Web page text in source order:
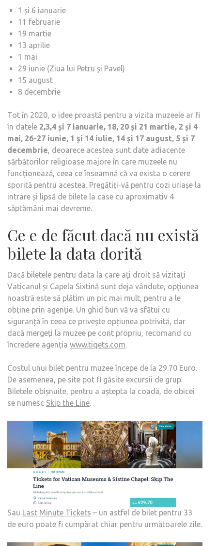
1 și 6 ianuarie
11 februarie
19 martie
13 aprilie
1 mai
29 iunie (Ziua lui Petru și Pavel)
15 august
8 decembrie
Tot în 2020, o idee proastă pentru a vizita muzeele ar fi
în datele 2,3,4 și 7 ianuarie, 18, 20 și 21 martie, 2 și 4
mai, 26-27 iunie, 1 și 14 iulie, 14 și 17 august, 5 și 7
decembrie, deoarece acestea sunt date adiacente
sărbătorilor religioase majore în care muzeele nu
funcționează, ceea ce înseamnă că va exista o cerere
sporită pentru acestea. Pregătiți-vă pentru cozi uriașe la
intrare și lipsă de bilete la case cu aproximativ 4
săptămâni mai devreme.
Ce e de făcut dacă nu există
bilete la data dorită
Dacă biletele pentru data la care ați droit să vizitați
Vaticanul și Capela Sixtină sunt deja vândute, opțiunea
noastră este să plătim un pic mai mult, pentru a le
obține prin agenție. Un ghid bun vă va sfătui cu
siguranță în ceea ce privește opțiunea potrivită, dar
dacă mergeți la muzee pe cont propriu, recomand cu
încredere agenția www.tiqets.com.
Costul unui bilet pentru muzee începe de la 29.70 Euro.
De asemenea, pe site pot fi găsite excursii de grup.
Biletele obișnuite, pentru a aștepta la coadă, de obicei
se numesc Skip the Line.
Sau Last Minute Tickets – un astfel de bilet pentru 33
de euro poate fi cumpărat chiar pentru următoarele zile.